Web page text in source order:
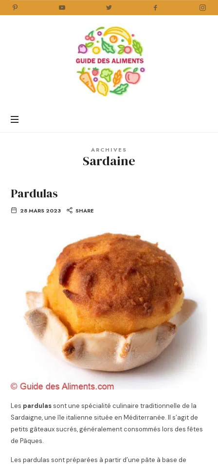
Aliments
ARCHIVES
Sardaine
Pardulas
28 MARS 2023 SHARE
Les pardulassont une spécialité culinaire traditionnelle de la
Sardaigne, une île italienne située en Méditerranée. Il s’agit de
petits gâteaux sucrés, généralement consommés lors des fêtes
de Pâques.
Les pardulas sont préparées à partir d’une pâte à base de